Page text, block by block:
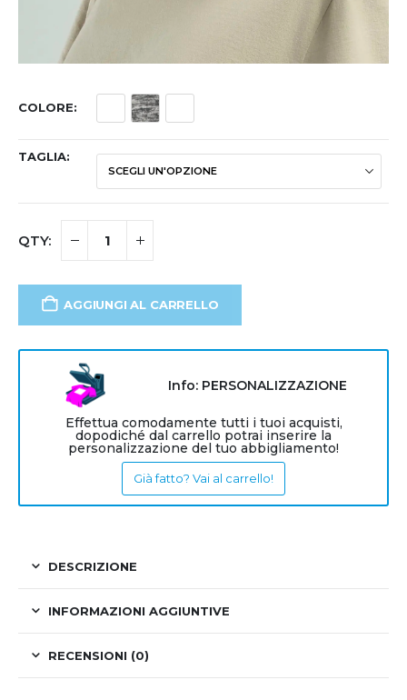
COLORE
TAGLIA
AGGIUNGI AL CARRELLO
Info: PERSONALIZZAZIONE
Effettua comodamente tutti i tuoi acquisti,
dopodiché dal carrello potrai inserire la
personalizzazione del tuo abbigliamento!
Già fatto? Vai al carrello!
DESCRIZIONE
INFORMAZIONI AGGIUNTIVE
RECENSIONI (0)